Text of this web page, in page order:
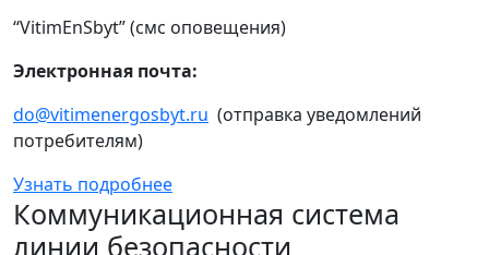
“VitimEnSbyt” (смс оповещения)
Электронная почта:
do@vitimenergosbyt.ru (отправка уведомлений
потребителям)
Узнать подробнее
Коммуникационная система
линии безопасности